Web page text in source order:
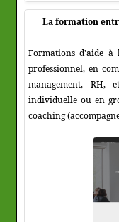
La formation
Formations d'aide à
professionnel, en
management, RH,
individuelle ou en
coaching